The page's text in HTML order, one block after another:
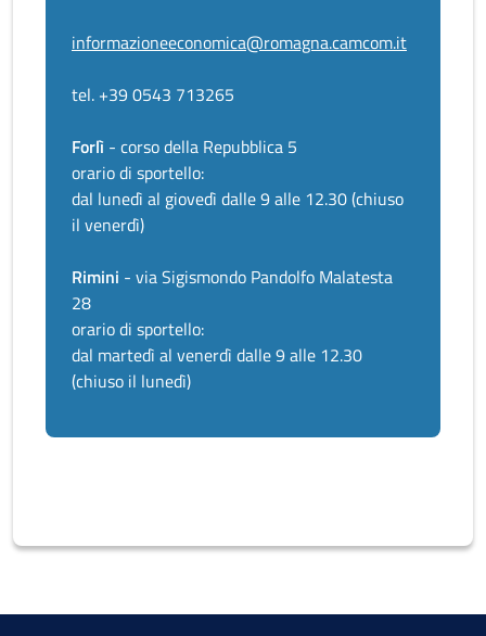
informazioneeconomica@romagna.camcom.it
tel. +39 0543 713265
Forlì - corso della Repubblica 5
orario di sportello:
dal lunedì al giovedì dalle 9 alle 12.30 (chiuso
il venerdì)
Rimini - via Sigismondo Pandolfo Malatesta
28
orario di sportello:
dal martedì al venerdì dalle 9 alle 12.30
(chiuso il lunedì)